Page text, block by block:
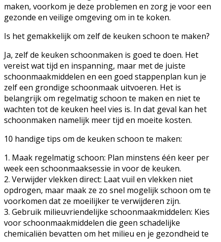
maken, voorkom je deze problemen en zorg je voor een
gezonde en veilige omgeving om in te koken.
Is het gemakkelijk om zelf de keuken schoon te maken?
Ja, zelf de keuken schoonmaken is goed te doen. Het
vereist wat tijd en inspanning, maar met de juiste
schoonmaakmiddelen en een goed stappenplan kun je
zelf een grondige schoonmaak uitvoeren. Het is
belangrijk om regelmatig schoon te maken en niet te
wachten tot de keuken heel vies is. In dat geval kan het
schoonmaken namelijk meer tijd en moeite kosten.
10 handige tips om de keuken schoon te maken:
1. Maak regelmatig schoon: Plan minstens één keer per
week een schoonmaaksessie in voor de keuken.
2. Verwijder vlekken direct: Laat vuil en vlekken niet
opdrogen, maar maak ze zo snel mogelijk schoon om te
voorkomen dat ze moeilijker te verwijderen zijn.
3. Gebruik milieuvriendelijke schoonmaakmiddelen: Kies
voor schoonmaakmiddelen die geen schadelijke
chemicaliën bevatten om het milieu en je gezondheid te